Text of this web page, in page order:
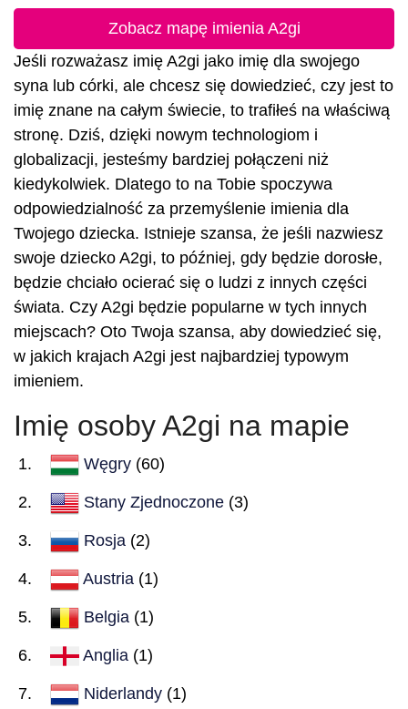
Zobacz mapę imienia A2gi
Jeśli rozważasz imię A2gi jako imię dla swojego
syna lub córki, ale chcesz się dowiedzieć, czy jest to
imię znane na całym świecie, to trafiłeś na właściwą
stronę. Dziś, dzięki nowym technologiom i
globalizacji, jesteśmy bardziej połączeni niż
kiedykolwiek. Dlatego to na Tobie spoczywa
odpowiedzialność za przemyślenie imienia dla
Twojego dziecka. Istnieje szansa, że jeśli nazwiesz
swoje dziecko A2gi, to później, gdy będzie dorosłe,
będzie chciało ocierać się o ludzi z innych części
świata. Czy A2gi będzie popularne w tych innych
miejscach? Oto Twoja szansa, aby dowiedzieć się,
w jakich krajach A2gi jest najbardziej typowym
imieniem.
Imię osoby A2gi na mapie
Węgry (60)
Stany Zjednoczone (3)
Rosja (2)
Austria (1)
Belgia (1)
Anglia (1)
Niderlandy (1)